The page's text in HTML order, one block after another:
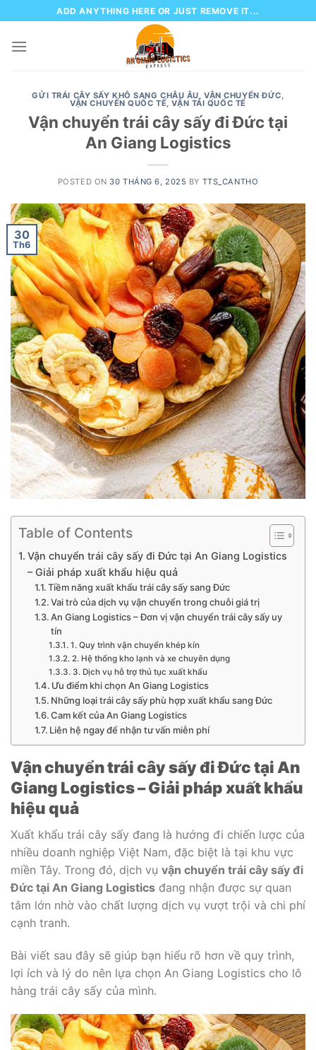
to
content
ADD ANYTHING HERE OR JUST REMOVE IT...
GỬI TRÁI CÂY SẤY KHÔ SANG CHÂU ÂU,VẬN CHUYỂN ĐỨC,
VẬN CHUYỂN QUỐC TẾ,VẬN TẢI QUỐC TẾ
Vận chuyển trái cây sấy đi Đức tại
An Giang Logistics
POSTED ON 30 THÁNG 6, 2025 BY TTS_CANTHO
30
Th6
Table of Contents
Vận chuyển trái cây sấy đi Đức tại An Giang Logistics
– Giải pháp xuất khẩu hiệu quả
Tiềm năng xuất khẩu trái cây sấy sang Đức
Vai trò của dịch vụ vận chuyển trong chuỗi giá trị
An Giang Logistics – Đơn vị vận chuyển trái cây sấy uy
tín
1. Quy trình vận chuyển khép kín
2. Hệ thống kho lạnh và xe chuyên dụng
3. Dịch vụ hỗ trợ thủ tục xuất khẩu
Ưu điểm khi chọn An Giang Logistics
Những loại trái cây sấy phù hợp xuất khẩu sang Đức
Cam kết của An Giang Logistics
Liên hệ ngay để nhận tư vấn miễn phí
Vận chuyển trái cây sấy đi Đức tại An
Giang Logistics – Giải pháp xuất khẩu
hiệu quả
Xuất khẩu trái cây sấy đang là hướng đi chiến lược của
nhiều doanh nghiệp Việt Nam, đặc biệt là tại khu vực
miền Tây. Trong đó, dịch vụ vận chuyển trái cây sấy đi
Đức tại An Giang Logistics đang nhận được sự quan
tâm lớn nhờ vào chất lượng dịch vụ vượt trội và chi phí
cạnh tranh.
Bài viết sau đây sẽ giúp bạn hiểu rõ hơn về quy trình,
lợi ích và lý do nên lựa chọn An Giang Logistics cho lô
hàng trái cây sấy của mình.